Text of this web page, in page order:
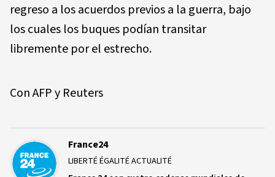
regreso a los acuerdos previos a la guerra, bajo
los cuales los buques podían transitar
libremente por el estrecho.
Con AFP y Reuters
France24
LIBERTÉ ÉGALITÉ ACTUALITÉ